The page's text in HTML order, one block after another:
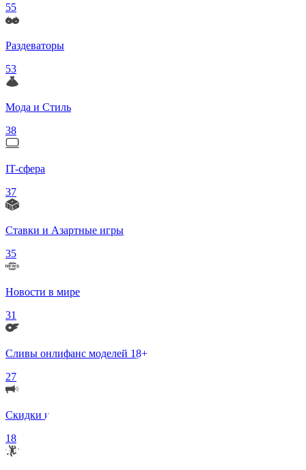
55
Раздеваторы
53
Мода и Стиль
38
IT-сфера
37
Ставки и Азартные игры
35
Новости в мире
31
Сливы онлифанс моделей 18+
27
Скидки и Акции
18